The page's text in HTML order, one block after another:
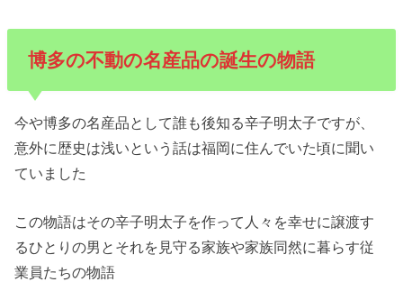
博多の不動の名産品の誕生の物語
今や博多の名産品として誰も後知る辛子明太子ですが、
意外に歴史は浅いという話は福岡に住んでいた頃に聞い
ていました
この物語はその辛子明太子を作って人々を幸せに譲渡す
るひとりの男とそれを見守る家族や家族同然に暮らす従
業員たちの物語